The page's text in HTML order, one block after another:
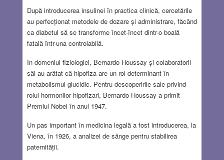
După introducerea insulinei în practica clinică, cercetările
au perfecționat metodele de dozare și administrare, făcând
ca diabetul să se transforme încet-încet dintr-o boală
fatală într-una controlabilă.
În domeniul fiziologiei, Bernardo Houssay și colaboratorii
săi au arătat că hipofiza are un rol determinant în
metabolismul glucidic. Pentru descoperirile sale privind
rolul hormonilor hipofizari, Bernardo Houssay a primit
Premiul Nobel în anul 1947.
Un pas important în medicina legală a fost introducerea, la
Viena, în 1926, a analizei de sânge pentru stabilirea
paternității.